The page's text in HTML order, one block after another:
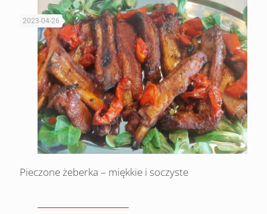
2023-04-26
Pieczone żeberka – miękkie i soczyste